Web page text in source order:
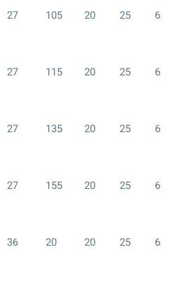
27 105 20 25 6
27 115 20 25 6
27 135 20 25 6
27 155 20 25 6
36 20 20 25 6